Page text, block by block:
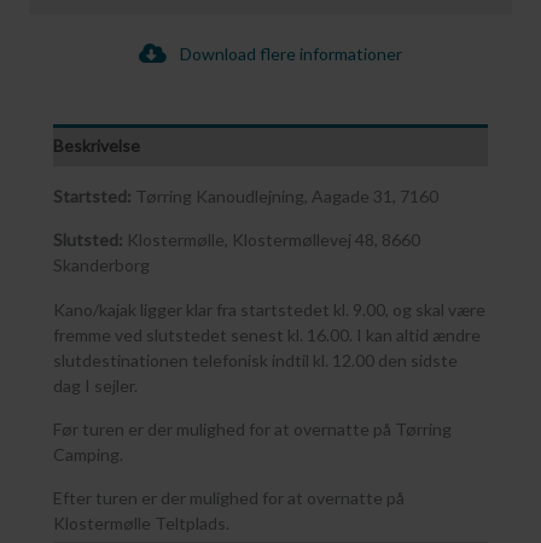
Download flere informationer
Beskrivelse
Startsted: Tørring Kanoudlejning, Aagade 31, 7160
Slutsted: Klostermølle, Klostermøllevej 48, 8660
Skanderborg
Kano/kajak ligger klar fra startstedet kl. 9.00, og skal være
fremme ved slutstedet senest kl. 16.00. I kan altid ændre
slutdestinationen telefonisk indtil kl. 12.00 den sidste
dag I sejler.
Før turen er der mulighed for at overnatte på Tørring
Camping.
Efter turen er der mulighed for at overnatte på
Klostermølle Teltplads.